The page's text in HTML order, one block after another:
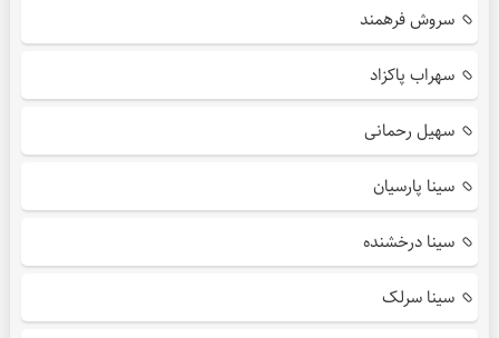
سروش فرهمند
سهراب پاکزاد
سهیل رحمانی
سینا پارسیان
سینا درخشنده
سینا سرلک